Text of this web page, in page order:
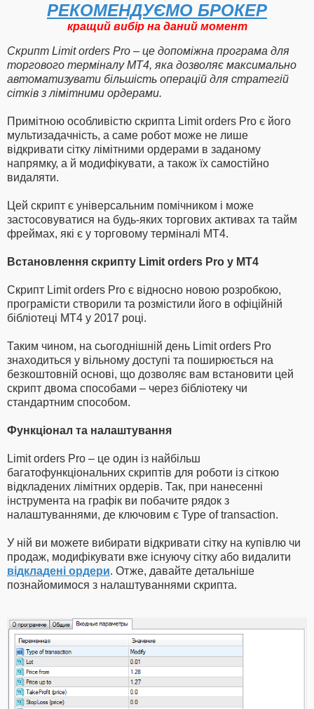
РЕКОМЕНДУЄМО БРОКЕР
кращий вибір на даний момент
Скрипт Limit orders Pro – це допоміжна програма для
торгового терміналу МТ4, яка дозволяє максимально
автоматизувати більшість операцій для стратегій
сітків з лімітними ордерами.
Примітною особливістю скрипта Limit orders Pro є його
мультизадачність, а саме робот може не лише
відкривати сітку лімітними ордерами в заданому
напрямку, а й модифікувати, а також їх самостійно
видаляти.
Цей скрипт є універсальним помічником і може
застосовуватися на будь-яких торгових активах та тайм
фреймах, які є у торговому терміналі МТ4.
Встановлення скрипту Limit orders Pro у МТ4
Скрипт Limit orders Pro є відносно новою розробкою,
програмісти створили та розмістили його в офіційній
бібліотеці МТ4 у 2017 році.
Таким чином, на сьогоднішній день Limit orders Pro
знаходиться у вільному доступі та поширюється на
безкоштовній основі, що дозволяє вам встановити цей
скрипт двома способами – через бібліотеку чи
стандартним способом.
Функціонал та налаштування
Limit orders Pro – це один із найбільш
багатофункціональних скриптів для роботи із сіткою
відкладених лімітних ордерів. Так, при нанесенні
інструмента на графік ви побачите рядок з
налаштуваннями, де ключовим є Type of transaction.
У ній ви можете вибирати відкривати сітку на купівлю чи
продаж, модифікувати вже існуючу сітку або видалити
відкладені ордери. Отже, давайте детальніше
познайомимося з налаштуваннями скрипта.